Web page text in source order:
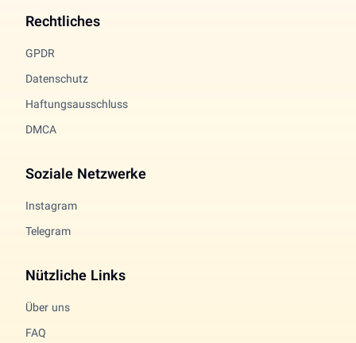
Rechtliches
GPDR
Datenschutz
Haftungsausschluss
DMCA
Soziale Netzwerke
Instagram
Telegram
Nützliche Links
Über uns
FAQ